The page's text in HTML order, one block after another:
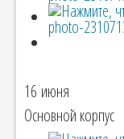
16 июня
Основной корпус